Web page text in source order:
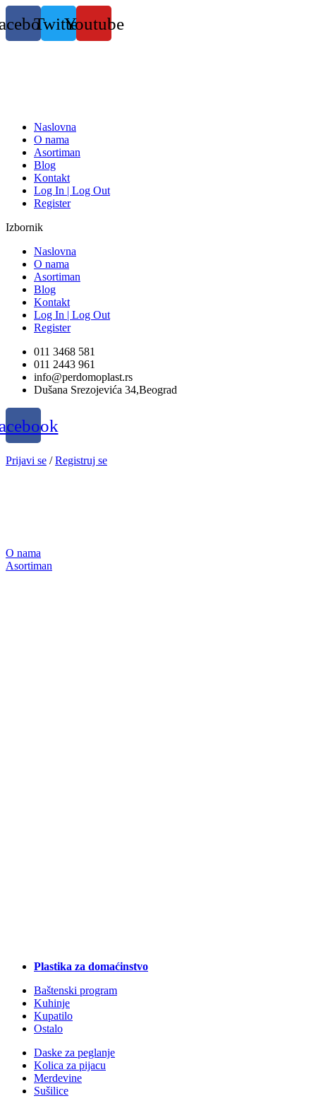
Skočite
na
sadržaj
TwitterYoutube
Naslovna
O nama
Asortiman
Blog
Kontakt
Log In | Log Out
Register
Izbornik
Naslovna
O nama
Asortiman
Blog
Kontakt
Log In | Log Out
Register
011 3468 581
011 2443 961
info@perdomoplast.rs
Dušana Srezojevića 34,Beograd
Prijavi se /Registruj se
O nama
Asortiman
Plastika za domaćinstvo
Baštenski program
Kuhinje
Kupatilo
Ostalo
Daske za peglanje
Kolica za pijacu
Merdevine
Sušilice